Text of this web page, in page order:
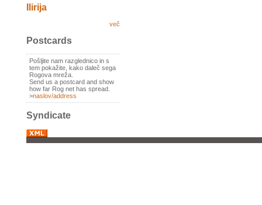
Ilirija
več
Postcards
Pošljite nam razglednico in s
tem pokažite, kako daleč sega
Rogova mreža.
Send us a postcard and show
how far Rog net has spread.
>naslov/address
Syndicate